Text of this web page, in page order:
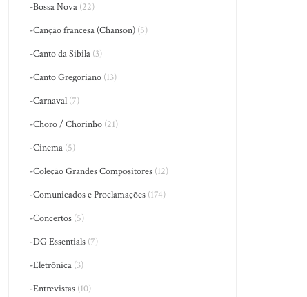
-Bossa Nova (22)
-Canção francesa (Chanson) (5)
-Canto da Sibila (3)
-Canto Gregoriano (13)
-Carnaval (7)
-Choro / Chorinho (21)
-Cinema (5)
-Coleção Grandes Compositores (12)
-Comunicados e Proclamações (174)
-Concertos (5)
-DG Essentials (7)
-Eletrônica (3)
-Entrevistas (10)